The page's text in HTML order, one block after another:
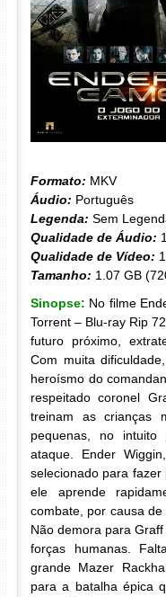
Formato: MKV
Áudio: Português
Legenda: Sem
Qualidade de Áudio:
Qualidade de Vídeo:
Tamanho: 1.07 GB
Sinopse: No filme
Torrent – Blu-ray Rip
futuro próximo,
Com muita
heroísmo do
respeitado coronel
treinam as crianças
pequenas, no
ataque. Ender
selecionado para fazer
ele aprende
combate, por causa
Não demora para
forças humanas.
grande Mazer
para a batalha épica